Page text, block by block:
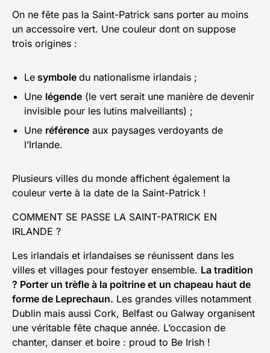
On ne fête pas la Saint-Patrick sans porter au moins
un accessoire vert. Une couleur dont on suppose
trois origines :
Le symbole du nationalisme irlandais ;
Une légende (le vert serait une manière de devenir
invisible pour les lutins malveillants) ;
Une référence aux paysages verdoyants de
l’Irlande.
Plusieurs villes du monde affichent également la
couleur verte à la date de la Saint-Patrick !
COMMENT SE PASSE LA SAINT-PATRICK EN
IRLANDE ?
Les irlandais et irlandaises se réunissent dans les
villes et villages pour festoyer ensemble. La tradition
? Porter un trèfle à la poitrine et un chapeau haut de
forme de Leprechaun. Les grandes villes notamment
Dublin mais aussi Cork, Belfast ou Galway organisent
une véritable fête chaque année. L’occasion de
chanter, danser et boire : proud to Be Irish !